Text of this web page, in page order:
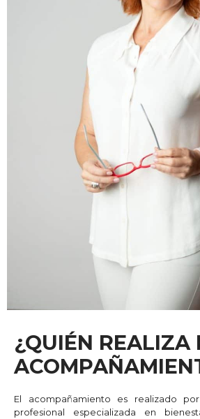
¿QUIÉN REALIZA
El acompañamiento es realizado por
profesional especializada en